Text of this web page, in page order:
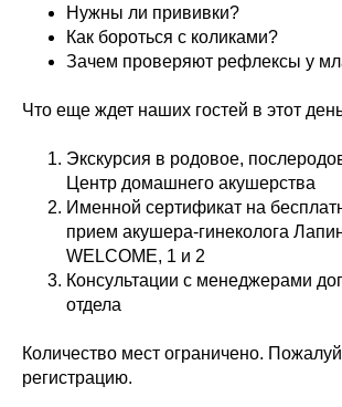
Нужны ли прививки?
Как бороться с коликами?
Зачем проверяют рефлексы у
Что еще ждет наших гостей в этот
Экскурсия в родовое,
Центр домашнего акушерства
Именной сертификат на
прием акушера-гинеколога
WELCOME, 1 и 2
Консультации с менеджерами
отдела
Количество мест ограничено.
регистрацию.